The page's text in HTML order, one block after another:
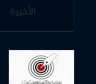
الأخيرة